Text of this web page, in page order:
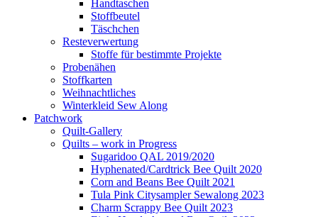
Handtaschen
Stoffbeutel
Täschchen
Resteverwertung
Stoffe für bestimmte Projekte
Probenähen
Stoffkarten
Weihnachtliches
Winterkleid Sew Along
Patchwork
Quilt-Gallery
Quilts – work in Progress
Sugaridoo QAL 2019/2020
Hyphenated/Cardtrick Bee Quilt 2020
Corn and Beans Bee Quilt 2021
Tula Pink Citysampler Sewalong 2023
Charm Scrappy Bee Quilt 2023